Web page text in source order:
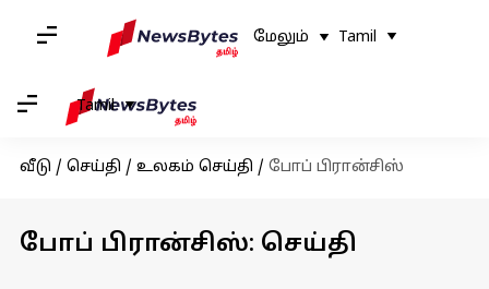
மேலும் Tamil
Tamil
வீடு / செய்தி / உலகம் செய்தி / போப் பிரான்சிஸ்
போப் பிரான்சிஸ்: செய்தி